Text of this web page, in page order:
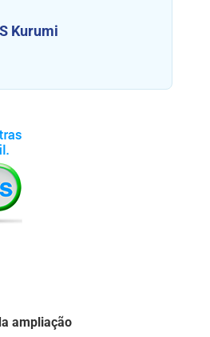
Kurumi
ampliação